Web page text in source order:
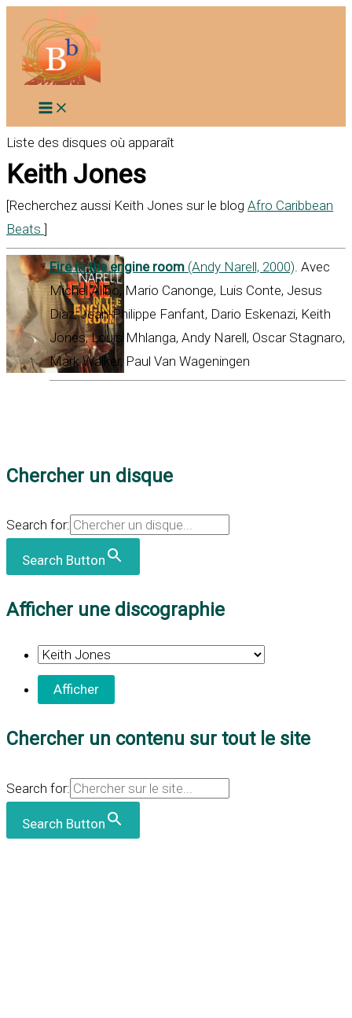
contenu
Liste des disques où apparaît
Keith Jones
[Recherchez aussi Keith Jones sur le blog Afro Caribbean
Beats ]
Fire in the engine room (Andy Narell, 2000). Avec
Michel Alibo, Mario Canonge, Luis Conte, Jesus
Diaz, Jean-Philippe Fanfant, Dario Eskenazi, Keith
Jones, Louis Mhlanga, Andy Narell, Oscar Stagnaro,
Mark Walker, Paul Van Wageningen
Chercher un disque
Search for:
Search Button
Afficher une discographie
Chercher un contenu sur tout le site
Search for:
Search Button